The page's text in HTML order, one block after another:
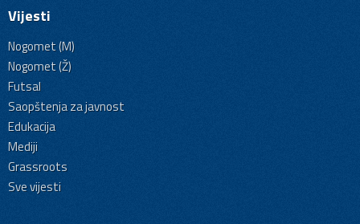
Vijesti
Nogomet (M)
Nogomet (Ž)
Futsal
Saopštenja za javnost
Edukacija
Mediji
Grassroots
Sve vijesti